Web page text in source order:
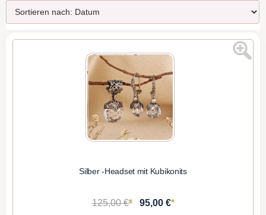
Silber -Headset mit Kubikonits
125,00 €* 95,00 €*